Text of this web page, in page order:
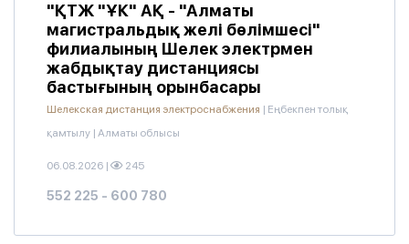
"ҚТЖ "ҰК" АҚ - "Алматы
магистральдық желі бөлімшесі"
филиалының Шелек электрмен
жабдықтау дистанциясы
бастығының орынбасары
Шелекская дистанция электроснабжения | Еңбекпен толық
қамтылу | Алматы облысы
06.08.2026 | 245
552 225 - 600 780